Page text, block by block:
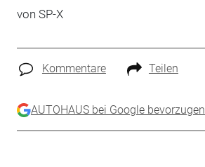
von SP-X
Kommentare Teilen
AUTOHAUS bei Google bevorzugen